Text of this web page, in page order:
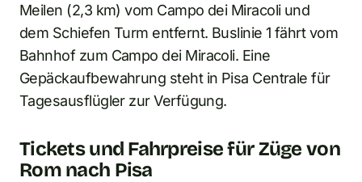
Meilen (2,3 km) vom Campo dei Miracoli und
dem Schiefen Turm entfernt. Buslinie 1 fährt vom
Bahnhof zum Campo dei Miracoli. Eine
Gepäckaufbewahrung steht in Pisa Centrale für
Tagesausflügler zur Verfügung.
Tickets und Fahrpreise für Züge von
Rom nach Pisa